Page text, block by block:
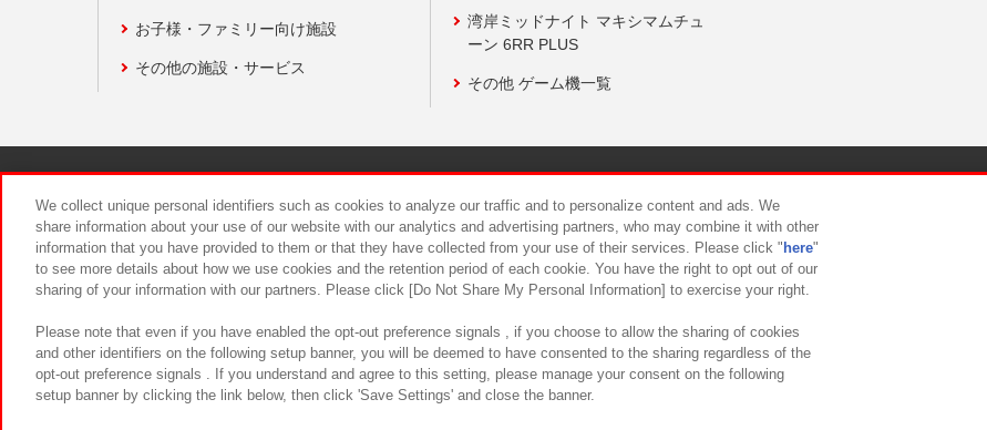
お子様・ファミリー向け施設
その他の施設・サービス
湾岸ミッドナイト マキシマムチュ
ーン 6RR PLUS
その他 ゲーム機一覧
食品のご提供について カスタマーハラスメント対応方針
We collect unique personal identifiers such as cookies to analyze our traffic and to personalize content and ads. We
share information about your use of our website with our analytics and advertising partners, who may combine it with other
information that you have provided to them or that they have collected from your use of their services. Please click " here"
to see more details about how we use cookies and the retention period of each cookie. You have the right to opt out of our
sharing of your information with our partners. Please click [Do Not Share My Personal Information] to exercise your right.
Please note that even if you have enabled the opt-out preference signals , if you choose to allow the sharing of cookies
and other identifiers on the following setup banner, you will be deemed to have consented to the sharing regardless of the
opt-out preference signals . If you understand and agree to this setting, please manage your consent on the following
setup banner by clicking the link below, then click 'Save Settings' and close the banner.